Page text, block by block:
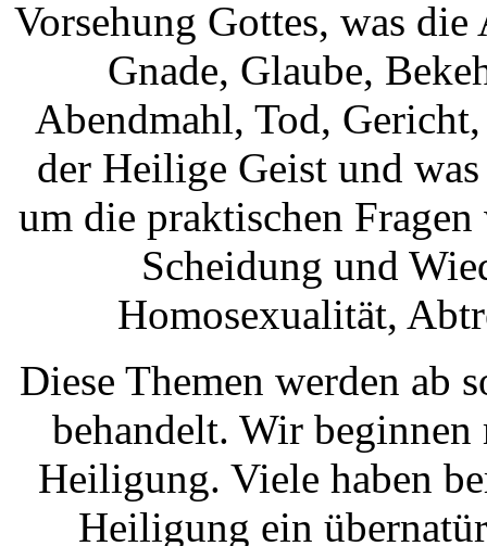
Vorsehung Gottes, was
Gnade, Glaube,
Abendmahl, Tod,
der Heilige Geist und
um die praktischen
Scheidung und
Homosexualität,
Diese Themen werden ab
behandelt. Wir
Heiligung. Viele haben
Heiligung ein